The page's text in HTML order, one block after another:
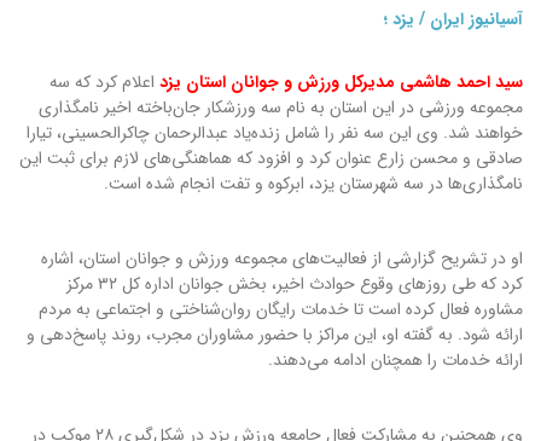
آسیانیوز ایران / یزد ؛
سید احمد هاشمی مدیرکل ورزش و جوانان استان یزد اعلام کرد که سه
مجموعه ورزشی در این استان به نام سه ورزشکار جان‌باخته اخیر نامگذاری
خواهند شد. وی این سه نفر را شامل زنده‌یاد عبدالرحمان چاکرالحسینی، تیارا
صادقی و محسن زارع عنوان کرد و افزود که هماهنگی‌های لازم برای ثبت این
نامگذاری‌ها در سه شهرستان یزد، ابرکوه و تفت انجام شده است.
او در تشریح گزارشی از فعالیت‌های مجموعه ورزش و جوانان استان، اشاره
کرد که طی روزهای وقوع حوادث اخیر، بخش جوانان اداره کل ۳۲ مرکز
مشاوره فعال کرده است تا خدمات رایگان روان‌شناختی و اجتماعی به مردم
ارائه شود. به گفته او، این مراکز با حضور مشاوران مجرب، روند پاسخ‌دهی و
ارائه خدمات را همچنان ادامه می‌دهند.
وی همچنین به مشارکت فعال جامعه ورزش یزد در شکل‌گیری ۲۸ موکب در